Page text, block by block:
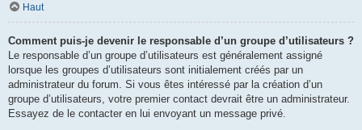
Haut
Comment puis-je devenir le responsable d’un groupe d’utilisateurs ?
Le responsable d’un groupe d’utilisateurs est généralement assigné
lorsque les groupes d’utilisateurs sont initialement créés par un
administrateur du forum. Si vous êtes intéressé par la création d’un
groupe d’utilisateurs, votre premier contact devrait être un administrateur.
Essayez de le contacter en lui envoyant un message privé.